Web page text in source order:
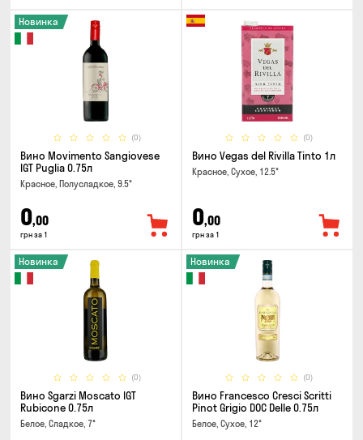
(0)
Новинка
Вино Movimento Sangiovese
IGT Puglia 0.75л
Красное, Полусладкое, 9.5°
0,00
грн за 1
(0)
Вино Vegas del Rivilla Tinto 1л
Красное, Сухое, 12.5°
0,00
грн за 1
(0)
Новинка
Вино Sgarzi Moscato IGT
Rubicone 0.75л
Белое, Сладкое, 7°
(0)
Новинка
Вино Francesco Cresci Scritti
Pinot Grigio DOC Delle 0.75л
Белое, Сухое, 12°